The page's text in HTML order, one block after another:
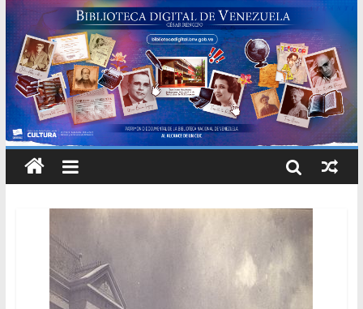
Modesta Bor Sánchez [material gráfico]
Gaceta Oficial de la República de Venezuela año CXXXIII Mes V,
Caracas 09 de marzo de 2006 N° 38.394
Catálogo temático de obras de Modesta Bor